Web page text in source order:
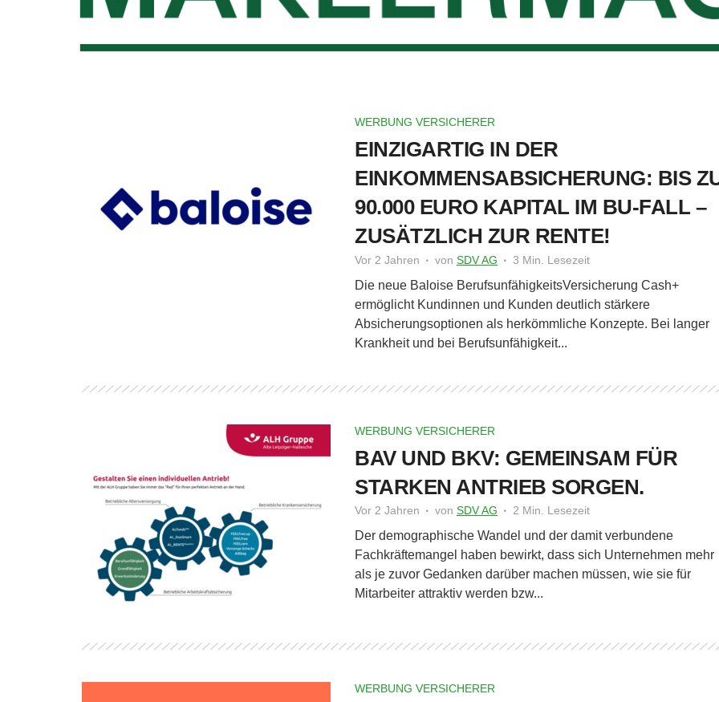
WERBUNG VERSICHERER
EINZIGARTIG IN DER
EINKOMMENSABSICHERUNG: BIS
90.000 EURO KAPITAL IM BU-FALL –
ZUSÄTZLICH ZUR RENTE!
Vor 2 Jahren von SDV AG 3 Min. Lesezeit
Die neue Baloise BerufsunfähigkeitsVersicherung Cash+
ermöglicht Kundinnen und Kunden deutlich stärkere
Absicherungsoptionen als herkömmliche Konzepte. Bei langer
Krankheit und bei Berufsunfähigkeit...
WERBUNG VERSICHERER
BAV UND BKV: GEMEINSAM FÜR
STARKEN ANTRIEB SORGEN.
Vor 2 Jahren von SDV AG 2 Min. Lesezeit
Der demographische Wandel und der damit verbundene
Fachkräftemangel haben bewirkt, dass sich Unternehmen mehr
als je zuvor Gedanken darüber machen müssen, wie sie für
Mitarbeiter attraktiv werden bzw...
WERBUNG VERSICHERER